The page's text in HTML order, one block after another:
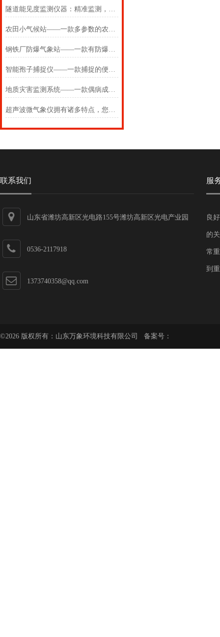
隧道能见度监测仪器：精准监测，行业智慧之选
农田小气候站——一款多参数的农田小气候气象站2024(万象推送)
钢铁厂防爆气象站——一款有防爆证的防爆气象环境监测设备
智能孢子捕捉仪——一款捕捉的便携式孢子捕捉仪2024(万象推送)
地质灾害监测系统——一款偶病成疏散的水土保持自动气象站2024万象环境
超声波微气象仪拥有诸多特点，您掌握了几点？
联系我们
山东省潍坊高新区光电路155号潍坊高新区光电产业园
0536-2117918
1373740358@qq.com
服
良
的
常
到
©2026 版权所有：山东万象环境科技有限公司 备案号：